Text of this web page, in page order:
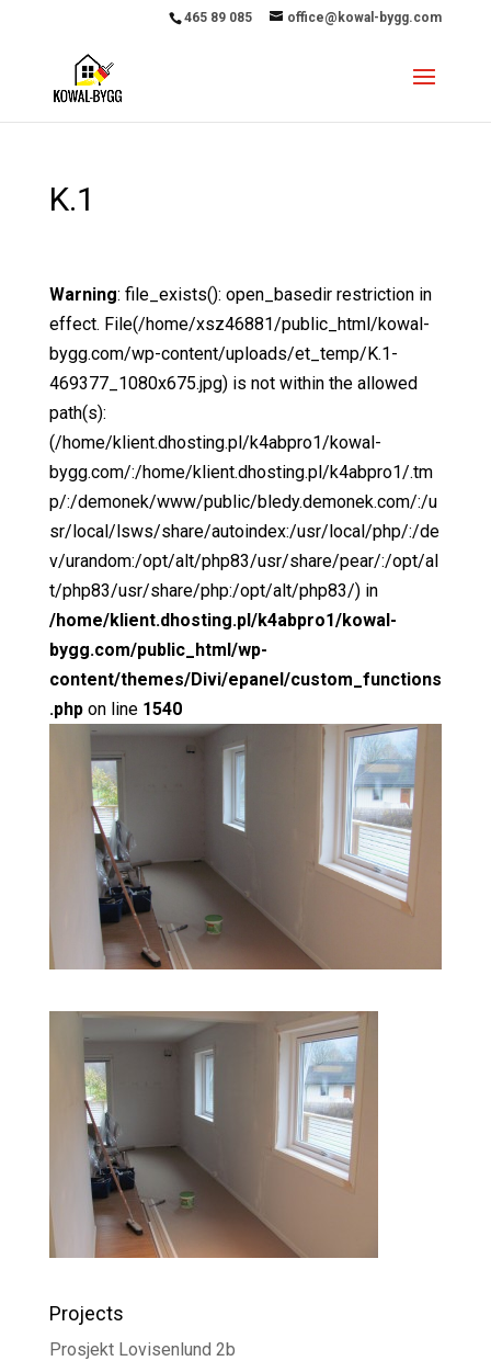
465 89 085 office@kowal-bygg.com
K.1
Warning: file_exists(): open_basedir restriction in
effect. File(/home/xsz46881/public_html/kowal-
bygg.com/wp-content/uploads/et_temp/K.1-
469377_1080x675.jpg) is not within the allowed
path(s):
(/home/klient.dhosting.pl/k4abpro1/kowal-
bygg.com/:/home/klient.dhosting.pl/k4abpro1/.tm
p/:/demonek/www/public/bledy.demonek.com/:/u
sr/local/lsws/share/autoindex:/usr/local/php/:/de
v/urandom:/opt/alt/php83/usr/share/pear/:/opt/al
t/php83/usr/share/php:/opt/alt/php83/) in
/home/klient.dhosting.pl/k4abpro1/kowal-
bygg.com/public_html/wp-
content/themes/Divi/epanel/custom_functions
.phpon line 1540
Projects
Prosjekt Lovisenlund 2b